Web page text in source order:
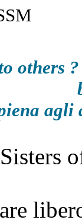
others
agli